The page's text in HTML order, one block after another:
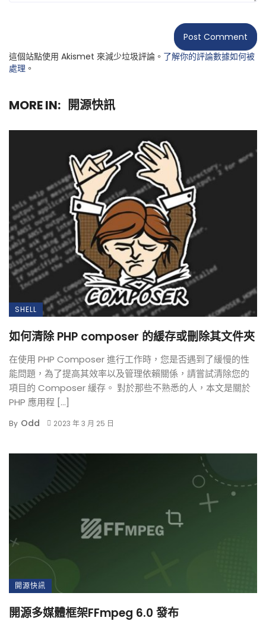
這個站點使用 Akismet 來減少垃圾評論。 了解你的評論數據如何被
處理 。
MORE IN: 開源快訊
SHELL
如何清除 PHP composer 的緩存或刪除其文件夾
在使用 PHP Composer 進行工作時，您是否遇到了緩慢的性
能問題，為了提高其效率以及管理依賴關係，請嘗試清除您的
項目的 Composer 緩存。 對於那些不熟悉的人，本文是關於
PHP 應用程 […]
By Odd 2023 年 3 月 25 日
開源快訊
開源多媒體框架FFmpeg 6.0 發布